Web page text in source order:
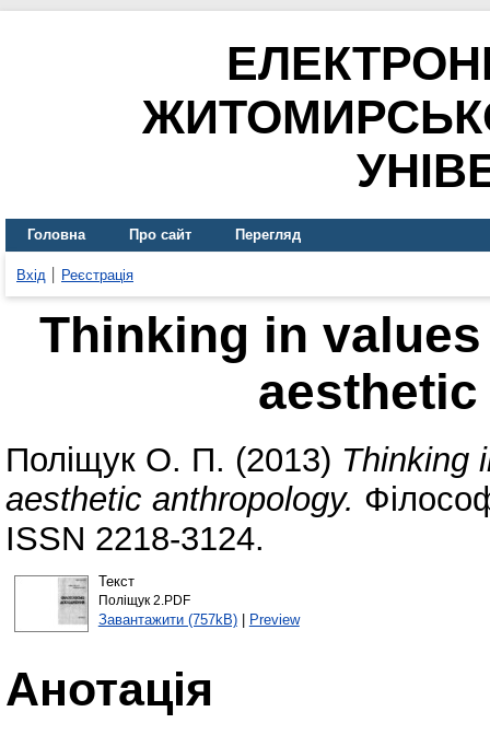
Головна Про сайт Перегляд
Вхід Реєстрація
Thinking in
Поліщук О. П. (2013) Thinking
aesthetic anthropology.
ISSN 2218-3124.
Текст
Поліщук 2.PDF
Завантажити (757kB)| Preview
Анотація